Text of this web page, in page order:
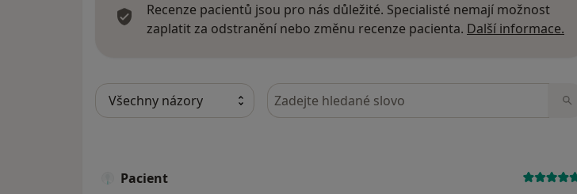
Recenze pacientů jsou pro nás důležité. Specialisté nemají možnost
zaplatit za odstranění nebo změnu recenze pacienta. Další informace.
Hledejte v názorech
Pacient